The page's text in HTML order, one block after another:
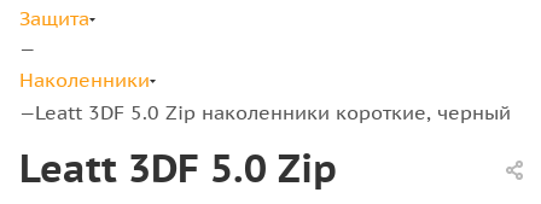
Защита
—
Наколенники
—Leatt 3DF 5.0 Zip наколенники короткие, черный
Leatt 3DF 5.0 Zip